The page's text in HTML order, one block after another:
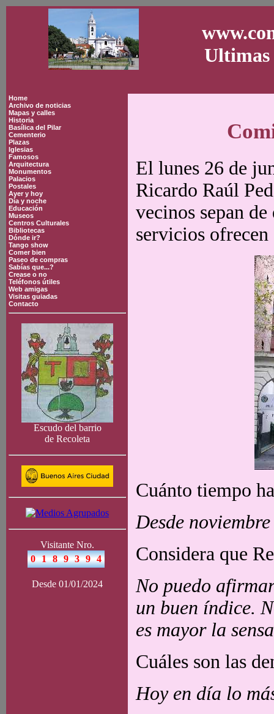
Ultimas
Home
Archivo de noticias
Mapas y calles
Historia
Basílica del Pilar
Cementerio
Plazas
Iglesias
Famosos
Arquitectura
Monumentos
Palacios
Postales
Ayer y hoy
Día y noche
Educación
Museos
Centros Culturales
Bibliotecas
Dónde ir?
Tango show
Comer bien
Paseo de compras
Sabías que...?
Crease o no
Teléfonos útiles
Web amigas
Visitas guiadas
Contacto
Escudo del barrio
de Recoleta
Visitante Nro.
Desde 01/01/2024
El lunes 26 de
Ricardo Raúl
vecinos sepan
servicios
Cuánto tiempo
Desde
Considera que
No puedo
un buen índice.
es mayor la
Cuáles son las
Hoy en día lo